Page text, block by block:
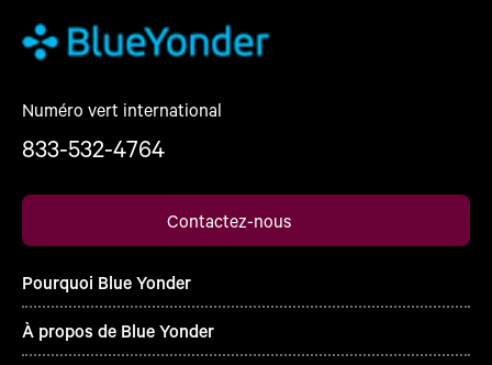
Numéro vert international
833-532-4764
Contactez-nous
Pourquoi Blue Yonder
À propos de Blue Yonder